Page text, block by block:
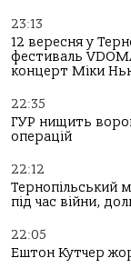
23:13
12 вересня у
фестиваль
концерт Міки
22:35
ГУР нищить
операцій
22:12
Тернопільський
під час війни,
22:05
Ештон Кутчер